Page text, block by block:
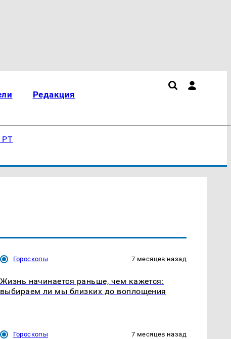
Редакция
РТ
Гороскопы 7 месяцев назад
Жизнь начинается раньше, чем кажется:
выбираем ли мы близких до воплощения
Гороскопы 7 месяцев назад